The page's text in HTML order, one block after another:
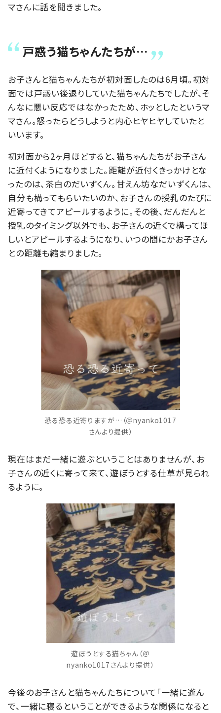
マさんに話を聞きました。
戸惑う猫ちゃんたちが…
お子さんと猫ちゃんたちが初対面したのは6月頃。初対
面では戸惑い後退りしていた猫ちゃんたちでしたが、そ
んなに悪い反応ではなかったため、ホッとしたというマ
マさん。怒ったらどうしようと内心ヒヤヒヤしていたと
いいます。
初対面から2ヶ月ほどすると、猫ちゃんたちがお子さん
に近付くようになりました。距離が近付くきっかけとな
ったのは、茶白のだいずくん。甘えん坊なだいずくんは、
自分も構ってもらいたいのか、お子さんの授乳のたびに
近寄ってきてアピールするように。その後、だんだんと
授乳のタイミング以外でも、お子さんの近くで構ってほ
しいとアピールするようになり、いつの間にかお子さん
との距離も縮まりました。
恐る恐る近寄りますが…（＠nyanko1017
さんより提供）
現在はまだ一緒に遊ぶということはありませんが、お
子さんの近くに寄って来て、遊ぼうとする仕草が見られ
るように。
遊ぼうとする猫ちゃん（＠
nyanko1017さんより提供）
今後のお子さんと猫ちゃんたちについて「一緒に遊ん
で、一緒に寝るということができるような関係になると